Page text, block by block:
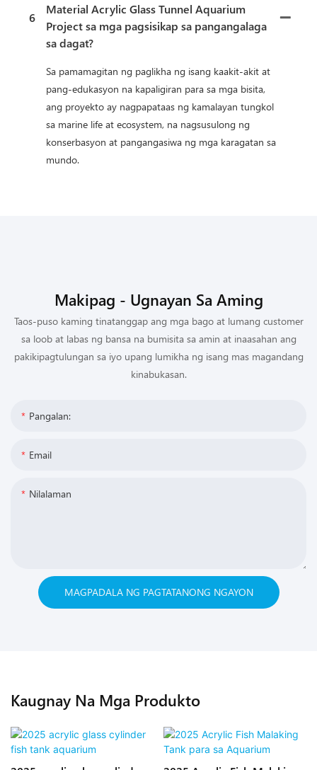
6
Material Acrylic Glass Tunnel Aquarium
Project sa mga pagsisikap sa pangangalaga
sa dagat?
Sa pamamagitan ng paglikha ng isang kaakit-akit at
pang-edukasyon na kapaligiran para sa mga bisita,
ang proyekto ay nagpapataas ng kamalayan tungkol
sa marine life at ecosystem, na nagsusulong ng
konserbasyon at pangangasiwa ng mga karagatan sa
mundo.
Makipag - Ugnayan Sa Aming
Taos-puso kaming tinatanggap ang mga bago at lumang customer
sa loob at labas ng bansa na bumisita sa amin at inaasahan ang
pakikipagtulungan sa iyo upang lumikha ng isang mas magandang
kinabukasan.
Pangalan:
Email
Nilalaman
MAGPADALA NG PAGTATANONG NGAYON
Kaugnay Na Mga Produkto